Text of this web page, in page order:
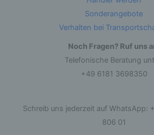
Sonderangebote
Verhalten bei
Noch Fragen? Ruf uns
Telefonische Beratung
+49 6181 3698350
Schreib uns jederzeit auf WhatsApp:
806 01
personenbezogene Daten von
Verarbeitung Verantwortlichen
c) Verarbeitung
Verarbeitung ist jeder mit oder
automatisierter Verfahren
Organisation, das Ordnen, die
Anpassung oder Veränderung,
das Abfragen, die Verwendung,